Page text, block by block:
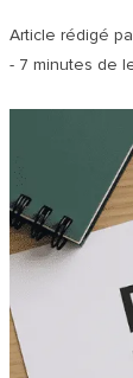
Article rédigé
- 7 minutes de